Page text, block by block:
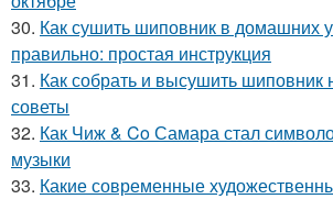
30. Как сушить шиповник в домашних
правильно: простая инструкция
31. Как собрать и высушить шиповник
советы
32. Как Чиж & Co Самара стал
музыки
33. Какие современные